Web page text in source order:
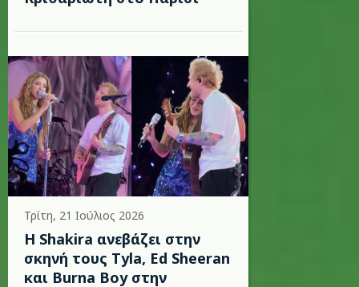
Τρίτη, 21 Ιούλιος 2026
Η Shakira ανεβάζει στην
σκηνή τους Tyla, Ed Sheeran
και Burna Boy στην